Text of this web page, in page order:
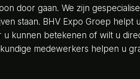
door gaan. We zijn
staan. BHV Expo Groep
u kunnen betekenen of wilt u
medewerkers helpen u